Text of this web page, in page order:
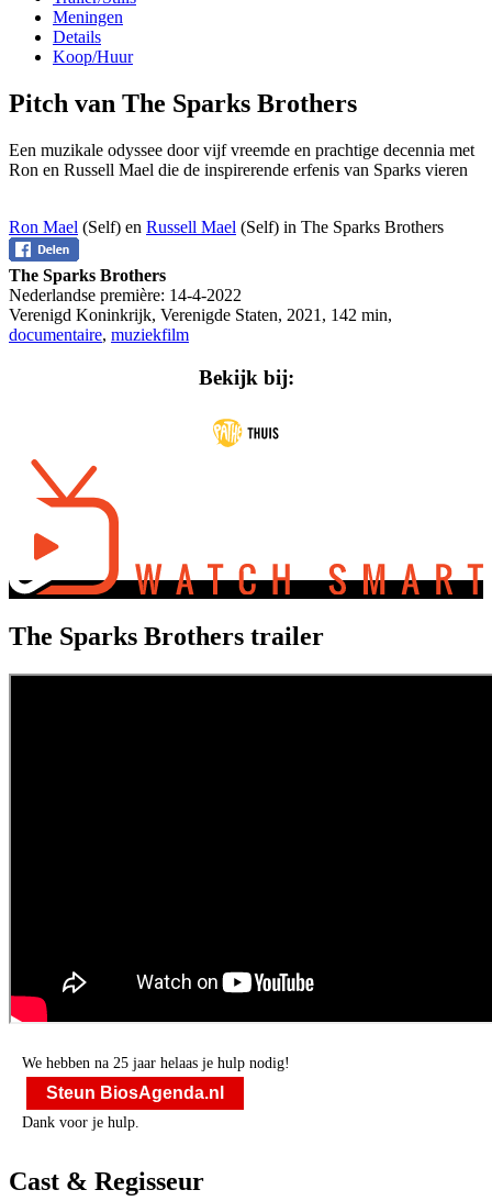
Meningen
Details
Koop/Huur
Pitch van The Sparks Brothers
Een muzikale odyssee door vijf vreemde en prachtige decennia met
Ron en Russell Mael die de inspirerende erfenis van Sparks vieren
Ron Mael (Self) en Russell Mael (Self) in The Sparks Brothers
The Sparks Brothers
Nederlandse première: 14-4-2022
Verenigd Koninkrijk, Verenigde Staten, 2021 , 142 min,
documentaire, muziekfilm
Bekijk bij:
The Sparks Brothers trailer
We hebben na 25 jaar helaas je hulp nodig!
Steun BiosAgenda.nl
Dank voor je hulp.
Cast & Regisseur